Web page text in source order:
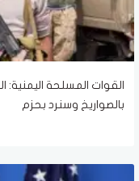
القوات المسلحة
بالصواريخ وسنرد بحزم